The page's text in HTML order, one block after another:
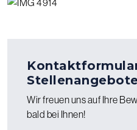
Wir freuen uns auf Ihre
bald bei Ihnen!